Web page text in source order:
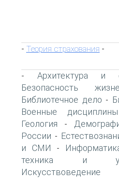
- Теория страхования -
- Архитектура и
Безопасность
Библиотечное дело -
Военные дисциплины
Геология -
России -
и СМИ -
техника и
Искусствоведение